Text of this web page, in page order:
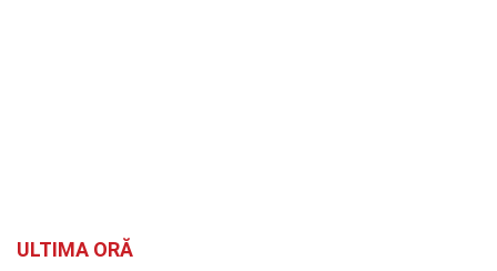
ULTIMA ORĂ